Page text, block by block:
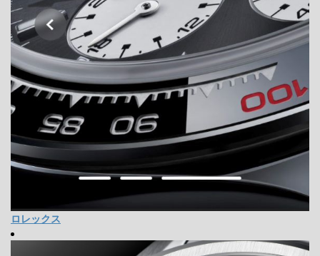
ロレックス